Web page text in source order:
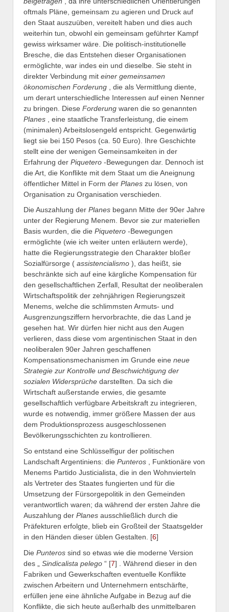
oftmals Pläne, gemeinsam zu agieren und Druck auf
den Staat auszuüben, vereitelt haben und dies auch
weiterhin tun, obwohl ein gemeinsam geführter Kampf
gewiss wirksamer wäre. Die politisch-institutionelle
Bresche, die das Entstehen dieser Organisationen
ermöglichte, war indes ein und dieselbe. Sie steht in
direkter Verbindung mit einer gemeinsamen
ökonomischen Forderung
, die als Vermittlung diente,
um derart unterschiedliche Interessen auf einen Nenner
zu bringen. Diese Forderung waren die so genannten
Planes
, eine staatliche Transferleistung, die einem
(minimalen) Arbeitslosengeld entspricht. Gegenwärtig
liegt sie bei 150 Pesos (ca. 50 Euro). Ihre Geschichte
stellt eine der wenigen Gemeinsamkeiten in der
Erfahrung der Piquetero -Bewegungen dar. Dennoch ist
die Art, die Konflikte mit dem Staat um die Aneignung
öffentlicher Mittel in Form der Planes zu lösen, von
Organisation zu Organisation verschieden.
Die Auszahlung der Planes begann Mitte der 90er Jahre
unter der Regierung Menem. Bevor sie zur materiellen
Basis wurden, die die Piquetero -Bewegungen
ermöglichte (wie ich weiter unten erläutern werde),
hatte die Regierungsstrategie den Charakter bloßer
Sozialfürsorge ( assistencialismo ), das heißt, sie
beschränkte sich auf eine kärgliche Kompensation für
den gesellschaftlichen Zerfall, Resultat der neoliberalen
Wirtschaftspolitik der zehnjährigen Regierungszeit
Menems, welche die schlimmsten Armuts- und
Ausgrenzungsziffern hervorbrachte, die das Land je
gesehen hat. Wir dürfen hier nicht aus den Augen
verlieren, dass diese vom argentinischen Staat in den
neoliberalen 90er Jahren geschaffenen
Kompensationsmechanismen im Grunde eine neue
Strategie zur Kontrolle und Beschwichtigung der
sozialen Widersprüche darstellten. Da sich die
Wirtschaft außerstande erwies, die gesamte
gesellschaftlich verfügbare Arbeitskraft zu integrieren,
wurde es notwendig, immer größere Massen der aus
dem Produktionsprozess ausgeschlossenen
Bevölkerungsschichten zu kontrollieren.
So entstand eine Schlüsselfigur der politischen
Landschaft Argentiniens: die Punteros
, Funktionäre von
Menems Partido Justicialista, die in den Wohnvierteln
als Vertreter des Staates fungierten und für die
Umsetzung der Fürsorgepolitik in den Gemeinden
verantwortlich waren; da während der ersten Jahre die
Auszahlung der Planes ausschließlich durch die
Präfekturen erfolgte, blieb ein Großteil der Staatsgelder
in den Händen dieser üblen Gestalten. [6]
Die Punteros sind so etwas wie die moderne Version
des „ Sindicalista pelego “ [7] . Während dieser in den
Fabriken und Gewerkschaften eventuelle Konflikte
zwischen Arbeitern und Unternehmern entschärfte,
erfüllen jene eine ähnliche Aufgabe in Bezug auf die
Konflikte, die sich heute außerhalb des unmittelbaren